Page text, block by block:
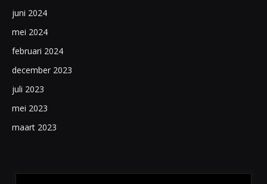
juni 2024
mei 2024
februari 2024
december 2023
juli 2023
mei 2023
maart 2023